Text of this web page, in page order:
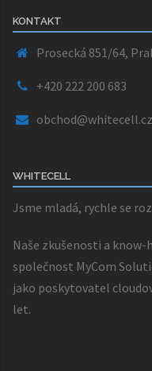
KONTAKT
Prosecká 851/64,
+420 222 200 683
obchod@whitecell.cz
WHITECELL
Jsme mladá, rychle se
Naše zkušenosti a
společnost MyCom
jako poskytovatel
let.